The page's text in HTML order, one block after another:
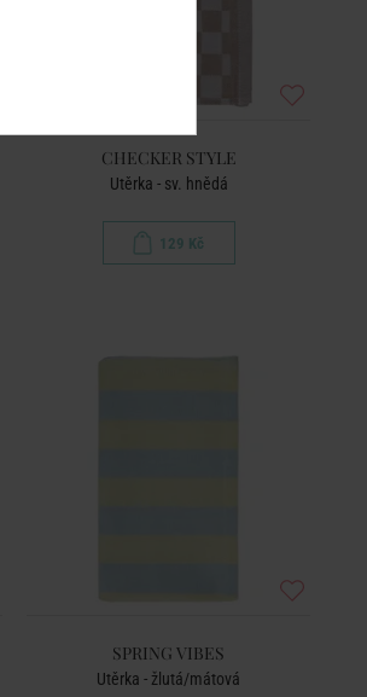
CHECKER STYLE
Utěrka - sv. hnědá
129 Kč
SPRING VIBES
Utěrka - žlutá/mátová